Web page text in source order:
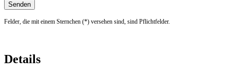
Felder, die mit einem Sternchen (*) versehen sind, sind Pflichtfelder.
Details